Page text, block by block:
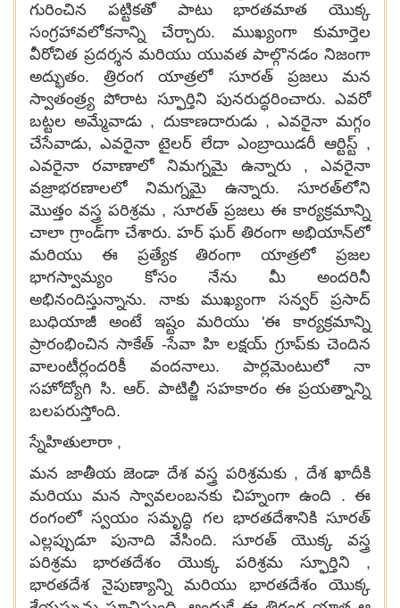
గురించిన పట్టికతో పాటు భారతమాత యొక్క
సంగ్రహావలోకనాన్ని చేర్చారు. ముఖ్యంగా కుమార్తెల
వీరోచిత ప్రదర్శన మరియు యువత పాల్గొనడం నిజంగా
అద్భుతం. త్రిరంగ యాత్రలో సూరత్ ప్రజలు మన
స్వాతంత్ర్య పోరాట స్ఫూర్తిని పునరుద్ధరించారు. ఎవరో
బట్టల అమ్మేవాడు , దుకాణదారుడు , ఎవరైనా మగ్గం
చేసేవాడు, ఎవరైనా టైలర్ లేదా ఎంబ్రాయిడరీ ఆర్టిస్ట్ ,
ఎవరైనా రవాణాలో నిమగ్నమై ఉన్నారు , ఎవరైనా
వజ్రాభరణాలలో నిమగ్నమై ఉన్నారు. సూరత్‌లోని
మొత్తం వస్త్ర పరిశ్రమ , సూరత్ ప్రజలు ఈ కార్యక్రమాన్ని
చాలా గ్రాండ్‌గా చేశారు. హర్ ఘర్ తిరంగా అభియాన్‌లో
మరియు ఈ ప్రత్యేక తిరంగా యాత్రలో ప్రజల
భాగస్వామ్యం కోసం నేను మీ అందరినీ
అభినందిస్తున్నాను. నాకు ముఖ్యంగా సన్వర్ ప్రసాద్
బుధియాజీ అంటే ఇష్టం మరియు 'ఈ కార్యక్రమాన్ని
ప్రారంభించిన సాకేత్ -సేవా హి లక్షయ్ గ్రూప్‌కు చెందిన
వాలంటీర్లందరికీ వందనాలు. పార్లమెంటులో నా
సహోద్యోగి సి. ఆర్. పాటిల్జీ సహకారం ఈ ప్రయత్నాన్ని
బలపరుస్తోంది.
స్నేహితులారా ,
మన జాతీయ జెండా దేశ వస్త్ర పరిశ్రమకు , దేశ ఖాదీకి
మరియు మన స్వావలంబనకు చిహ్నంగా ఉంది . ఈ
రంగంలో స్వయం సమృద్ధి గల భారతదేశానికి సూరత్
ఎల్లప్పుడూ పునాది వేసింది. సూరత్ యొక్క వస్త్ర
పరిశ్రమ భారతదేశం యొక్క పరిశ్రమ స్ఫూర్తిని ,
భారతదేశ నైపుణ్యాన్ని మరియు భారతదేశం యొక్క